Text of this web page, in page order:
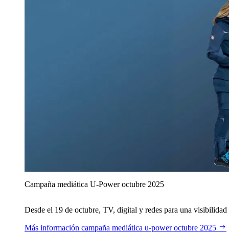
Campaña mediática U‑Power octubre 2025
Desde el 19 de octubre, TV, digital y redes para una
Más información campaña mediática u‑power octubre 2025